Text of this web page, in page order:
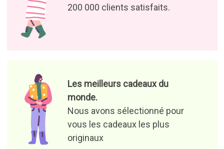
200 000 clients satisfaits.
Les meilleurs cadeaux du
monde.
Nous avons sélectionné pour
vous les cadeaux les plus
originaux